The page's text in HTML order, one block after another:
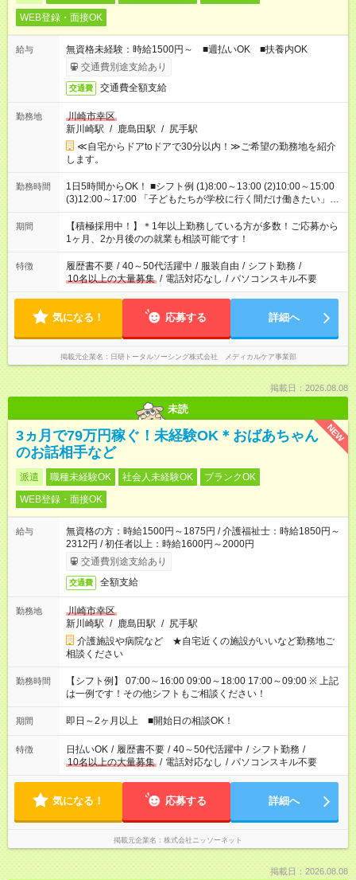
WEB登録・面接OK
給与
無資格未経験：時給1500円～ ■週払いOK ■扶養内OK
交通費別途支給あり
交通費 交通費全額支給
勤務地
川崎市幸区
新川崎駅 / 鹿島田駅 / 尻手駅
≪自宅からドアtoドアで30分以内！≫ご希望の勤務地を紹介
します。
勤務時間
1日5時間からOK！ ■シフト例 (1)8:00～13:00 (2)10:00～15:00
(3)12:00～17:00 「子どもたちが学校に行く間だけ働きたい」
「余裕を持って夕飯の準備がしたい」 「午前中は働いて、午後
はプライベートの時間にしたい」 など、ご希望を教えてくださ
いね。 ※Wワーク希望の方へ 今ご覧のお仕事で希望する勤務時
間と、もう1つのお仕事の勤務時間。 合計で週40時間を超える
場合は応募できません。
期間
【積極採用中！】＊1年以上勤務している方が多数！ご応募から
1ヶ月、2か月後のの就業も相談可能です！
特徴 履歴書不要 / 40～50代活躍中 / 服装自由 / シフト勤務 /
10名以上の大量募集 / 電話対応なし / パソコンスキル不要
気になる！ 応募する 詳細へ
掲載元企業名 日研トータルソーシング株式会社 メディカルケア事業部
掲載日：2026.08.08
未読
NEW
3ヵ月で79万円稼ぐ！未経験OK＊おばあちゃん
のお話相手など
派遣 職種未経験OK 社会人未経験OK
ブランクOK
WEB登録・面接OK
給与
無資格の方：時給1500円～1875円 / 介護福祉士：時給1850円～
2312円 / 初任者以上：時給1600円～2000円
交通費別途支給あり
交通費 全額支給
勤務地
川崎市幸区
新川崎駅 / 鹿島田駅 / 尻手駅
介護施設や病院など ★自宅近くの施設がいいなど勤務地ご
相談ください
勤務時間
【シフト例】 07:00～16:00 09:00～18:00 17:00～09:00 ※ 上記
は一例です！その他シフトもご相談ください！
期間 即日～2ヶ月以上 ■開始日の相談OK！
特徴 日払いOK / 履歴書不要 / 40～50代活躍中 / シフト勤務 /
10名以上の大量募集 / 電話対応なし / パソコンスキル不要
気になる！ 応募する 詳細へ
掲載元企業名 株式会社ニッソーネット
掲載日：2026.08.08